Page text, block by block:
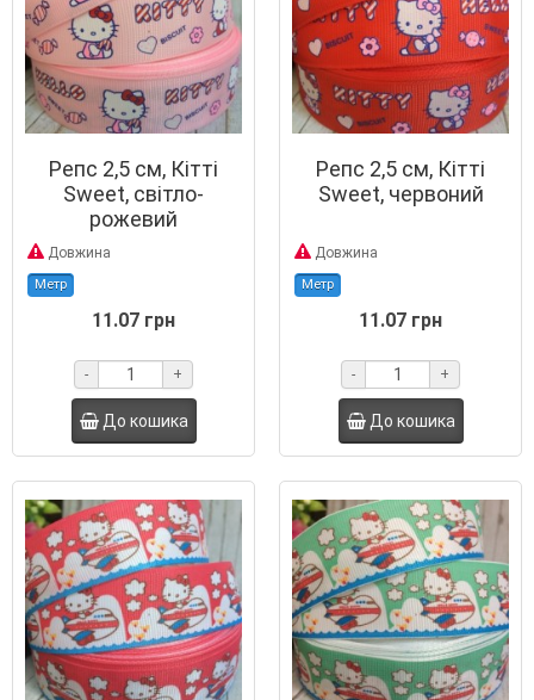
Репс 2,5 см, Кітті
Sweet, світло-
рожевий
Довжина
Метр
11.07 грн
- +
До кошика
Репс 2,5 см, Кітті
Sweet, червоний
Довжина
Метр
11.07 грн
- +
До кошика